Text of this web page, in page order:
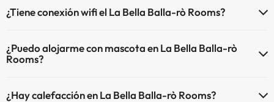
¿Tiene conexión wifi el La Bella Balla-rò Rooms?
¿Puedo alojarme con mascota en La Bella Balla-rò
Rooms?
¿Hay calefacción en La Bella Balla-rò Rooms?